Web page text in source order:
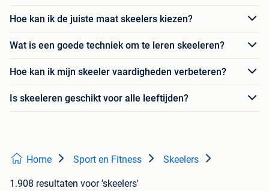
Hoe kan ik de juiste maat skeelers kiezen?
Wat is een goede techniek om te leren skeeleren?
Hoe kan ik mijn skeeler vaardigheden verbeteren?
Is skeeleren geschikt voor alle leeftijden?
Home Sport en Fitness Skeelers
1.908 resultaten voor 'skeelers'